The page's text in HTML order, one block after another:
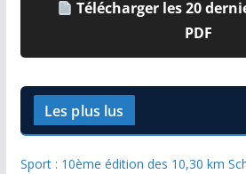
Télécharger les 20
PDF
Les plus lus
Sport : 10ème édition des 10,30 km